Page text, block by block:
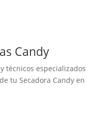
Candy
técnicos especializados
tu Secadora Candy en